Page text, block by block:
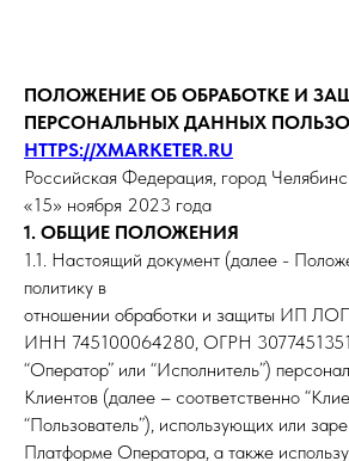
ПОЛОЖЕНИЕ ОБ ОБРАБОТКЕ И
ПЕРСОНАЛЬНЫХ ДАННЫХ
HTTPS://XMARKETER.RU
Российская Федерация, город
«15» ноября 2023 года
1. ОБЩИЕ ПОЛОЖЕНИЯ
1.1. Настоящий документ (далее -
политику в
отношении обработки и защиты ИП
ИНН 745100064280, ОГРН
“Оператор” или “Исполнитель”)
Клиентов (далее – соответственно
“Пользователь”), использующих или
Платформе Оператора, а также